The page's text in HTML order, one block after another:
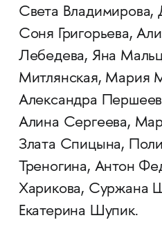
Света Владимирова,
Соня Григорьева,
Лебедева, Яна
Митлянская, Мария
Александра
Алина Сергеева,
Злата Спицына,
Треногина, Антон
Харикова, Суржана
Екатерина Шупик.